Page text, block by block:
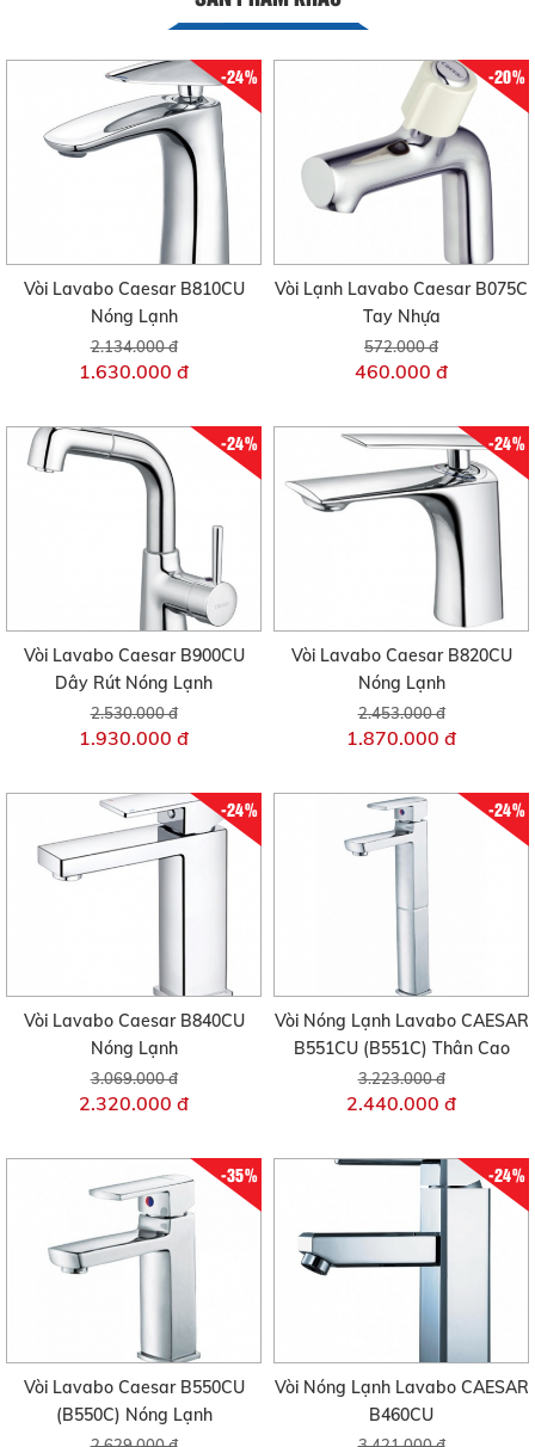
-24%
Vòi Lavabo Caesar B810CU
Nóng Lạnh
2.134.000 đ
1.630.000 đ
-20%
Vòi Lạnh Lavabo Caesar B075C
Tay Nhựa
572.000 đ
460.000 đ
-24%
Vòi Lavabo Caesar B900CU
Dây Rút Nóng Lạnh
2.530.000 đ
1.930.000 đ
-24%
Vòi Lavabo Caesar B820CU
Nóng Lạnh
2.453.000 đ
1.870.000 đ
-24%
Vòi Lavabo Caesar B840CU
Nóng Lạnh
3.069.000 đ
2.320.000 đ
-24%
Vòi Nóng Lạnh Lavabo CAESAR
B551CU (B551C) Thân Cao
3.223.000 đ
2.440.000 đ
-35%
Vòi Lavabo Caesar B550CU
(B550C) Nóng Lạnh
-24%
Vòi Nóng Lạnh Lavabo CAESAR
B460CU